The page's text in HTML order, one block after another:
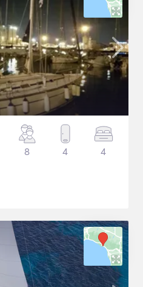
8 4 4